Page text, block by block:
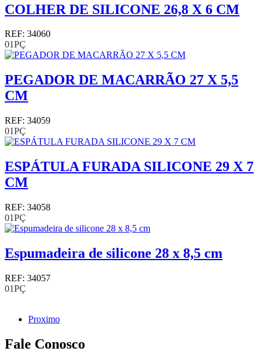
COLHER DE SILICONE 26,8 X 6 CM
REF: 34060
01PÇ
PEGADOR DE MACARRÃO 27 X 5,5
CM
REF: 34059
01PÇ
ESPÁTULA FURADA SILICONE 29 X 7
CM
REF: 34058
01PÇ
Espumadeira de silicone 28 x 8,5 cm
REF: 34057
01PÇ
Proximo
Fale Conosco